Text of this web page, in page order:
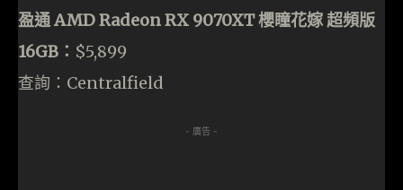
盈通 AMD Radeon RX 9070XT 櫻瞳花嫁 超頻版
16GB： $5,899
查詢：Centralfield
- 廣告 -